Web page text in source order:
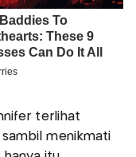
terlihat
menikmati